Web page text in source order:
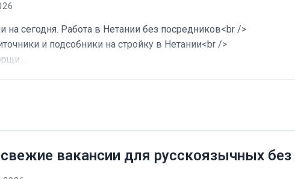
на сегодня. Работа в Нетании без посредников<br />
и подсобники на стройку в Нетании<br />
вакансии для русскоязычных